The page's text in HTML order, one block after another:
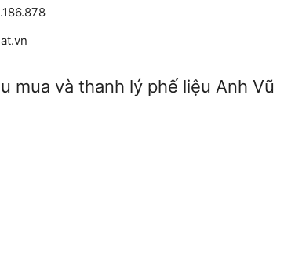
mua và thanh lý phế liệu Anh Vũ